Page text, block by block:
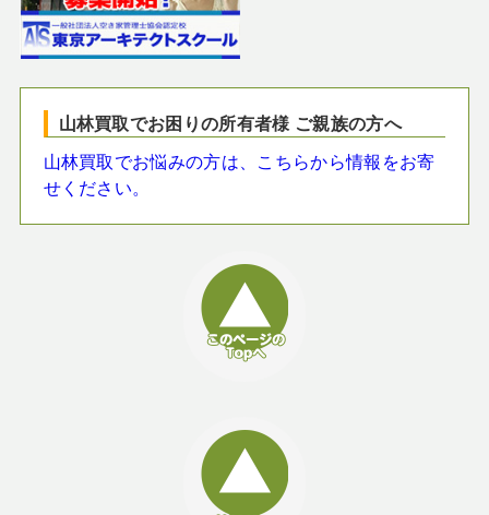
山林買取でお困りの所有者様 ご親族の方へ
山林買取でお悩みの方は、こちらから情報をお寄
せください。